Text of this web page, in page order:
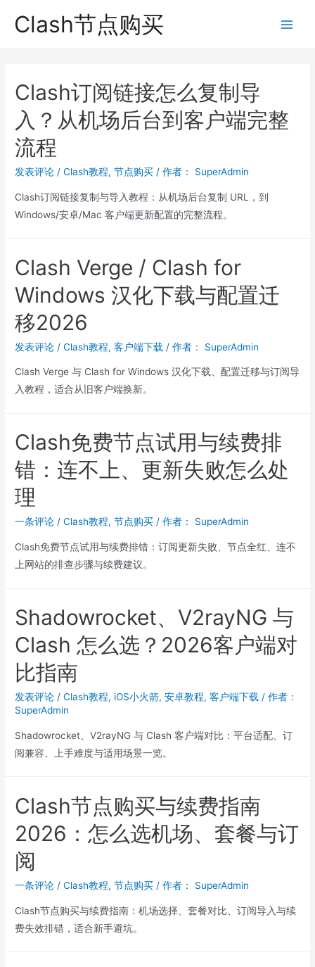
Clash节点购买
Clash订阅链接怎么复制导
入？从机场后台到客户端完整
流程
发表评论 /Clash教程,节点购买 / 作者： SuperAdmin
Clash订阅链接复制与导入教程：从机场后台复制 URL，到
Windows/安卓/Mac 客户端更新配置的完整流程。
Clash Verge / Clash for
Windows 汉化下载与配置迁
移2026
发表评论 /Clash教程,客户端下载 / 作者： SuperAdmin
Clash Verge 与 Clash for Windows 汉化下载、配置迁移与订阅导
入教程，适合从旧客户端换新。
Clash免费节点试用与续费排
错：连不上、更新失败怎么处
理
一条评论 /Clash教程,节点购买 / 作者： SuperAdmin
Clash免费节点试用与续费排错：订阅更新失败、节点全红、连不
上网站的排查步骤与续费建议。
Shadowrocket、V2rayNG 与
Clash 怎么选？2026客户端对
比指南
发表评论 /Clash教程, iOS小火箭,安卓教程,客户端下载 / 作者：
SuperAdmin
Shadowrocket、V2rayNG 与 Clash 客户端对比：平台适配、订
阅兼容、上手难度与适用场景一览。
Clash节点购买与续费指南
2026：怎么选机场、套餐与订
阅
一条评论 /Clash教程,节点购买 / 作者： SuperAdmin
Clash节点购买与续费指南：机场选择、套餐对比、订阅导入与续
费失效排错，适合新手避坑。